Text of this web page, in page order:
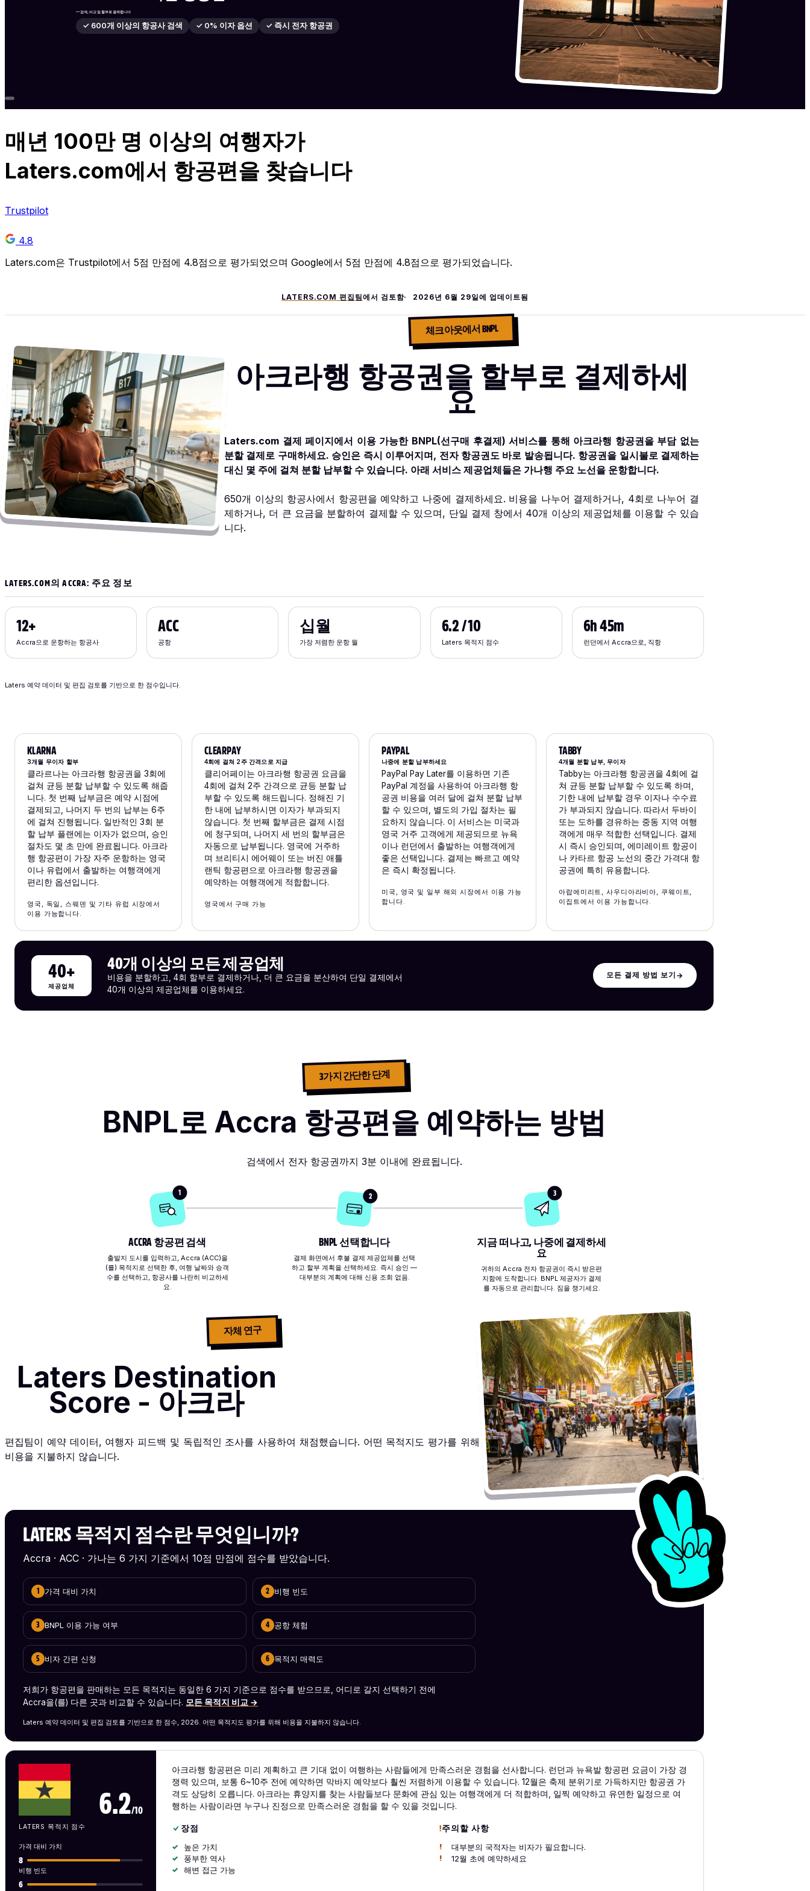
— 검색, 비교 및 할부로 결제합니다
✓ 600개 이상의 항공사 검색 ✓ 0% 이자 옵션 ✓ 즉시 전자 항공권
매년 100만 명 이상의 여행자가
Laters.com에서 항공편을 찾습니다
Trustpilot
4.8
Laters.com은 Trustpilot에서 5점 만점에 4.8점으로 평가되었으며 Google에서 5점 만점에 4.8점으로 평가되었습니다.
LATERS.COM 편집팀에서 검토함 2026년 6월 29일에 업데이트됨
체크아웃에서 BNPL
아크라행 항공권을 할부로 결제하세
요
Laters.com 결제 페이지에서 이용 가능한 BNPL(선구매 후결제) 서비스를 통해 아크라행 항공권을 부담 없는
분할 결제로 구매하세요. 승인은 즉시 이루어지며, 전자 항공권도 바로 발송됩니다. 항공권을 일시불로 결제하는
대신 몇 주에 걸쳐 분할 납부할 수 있습니다. 아래 서비스 제공업체들은 가나행 주요 노선을 운항합니다.
650개 이상의 항공사에서 항공편을 예약하고 나중에 결제하세요. 비용을 나누어 결제하거나, 4회로 나누어 결
제하거나, 더 큰 요금을 분할하여 결제할 수 있으며, 단일 결제 창에서 40개 이상의 제공업체를 이용할 수 있습
니다.
LATERS.COM의 ACCRA: 주요 정보
Accra으로 운항하는 항공사
12+
공항
ACC
가장 저렴한 운항 월
십월
Laters 목적지 점수
6.2 / 10
런던에서 Accra으로, 직항
6h 45m
Laters 예약 데이터 및 편집 검토를 기반으로 한 점수입니다.
KLARNA
3개월 무이자 할부
클라르나는 아크라행 항공권을 3회에
걸쳐 균등 분할 납부할 수 있도록 해줍
니다. 첫 번째 납부금은 예약 시점에
결제되고, 나머지 두 번의 납부는 6주
에 걸쳐 진행됩니다. 일반적인 3회 분
할 납부 플랜에는 이자가 없으며, 승인
절차도 몇 초 만에 완료됩니다. 아크라
행 항공편이 가장 자주 운항하는 영국
이나 유럽에서 출발하는 여행객에게
편리한 옵션입니다.
영국, 독일, 스웨덴 및 기타 유럽 시장에서
이용 가능합니다.
CLEARPAY
4회에 걸쳐 2주 간격으로 지급
클리어페이는 아크라행 항공권 요금을
4회에 걸쳐 2주 간격으로 균등 분할 납
부할 수 있도록 해드립니다. 정해진 기
한 내에 납부하시면 이자가 부과되지
않습니다. 첫 번째 할부금은 결제 시점
에 청구되며, 나머지 세 번의 할부금은
자동으로 납부됩니다. 영국에 거주하
며 브리티시 에어웨이 또는 버진 애틀
랜틱 항공편으로 아크라행 항공권을
예약하는 여행객에게 적합합니다.
영국에서 구매 가능
PAYPAL
나중에 분할 납부하세요
PayPal Pay Later를 이용하면 기존
PayPal 계정을 사용하여 아크라행 항
공권 비용을 여러 달에 걸쳐 분할 납부
할 수 있으며, 별도의 가입 절차는 필
요하지 않습니다. 이 서비스는 미국과
영국 거주 고객에게 제공되므로 뉴욕
이나 런던에서 출발하는 여행객에게
좋은 선택입니다. 결제는 빠르고 예약
은 즉시 확정됩니다.
미국, 영국 및 일부 해외 시장에서 이용 가능
합니다.
TABBY
4개월 분할 납부, 무이자
Tabby는 아크라행 항공권을 4회에 걸
쳐 균등 분할 납부할 수 있도록 하며,
기한 내에 납부할 경우 이자나 수수료
가 부과되지 않습니다. 따라서 두바이
또는 도하를 경유하는 중동 지역 여행
객에게 매우 적합한 선택입니다. 결제
시 즉시 승인되며, 에미레이트 항공이
나 카타르 항공 노선의 중간 가격대 항
공권에 특히 유용합니다.
아랍에미리트, 사우디아라비아, 쿠웨이트,
이집트에서 이용 가능합니다.
40+
제공업체
40개 이상의 모든 제공업체
비용을 분할하고, 4회 할부로 결제하거나, 더 큰 요금을 분산하여 단일 결제에서
40개 이상의 제공업체를 이용하세요.
모든 결제 방법 보기 →
3가지 간단한 단계
BNPL로 Accra 항공편을 예약하는 방법
검색에서 전자 항공권까지 3분 이내에 완료됩니다.
1
ACCRA 항공편 검색
출발지 도시를 입력하고, Accra (ACC)을
(를) 목적지로 선택한 후, 여행 날짜와 승객
수를 선택하고, 항공사를 나란히 비교하세
요.
2
BNPL 선택합니다
결제 화면에서 후불 결제 제공업체를 선택
하고 할부 계획을 선택하세요. 즉시 승인 —
대부분의 계획에 대해 신용 조회 없음.
3
지금 떠나고, 나중에 결제하세
요
귀하의 Accra 전자 항공권이 즉시 받은편
지함에 도착합니다. BNPL 제공자가 결제
를 자동으로 관리합니다. 짐을 챙기세요.
자체 연구
Laters Destination
Score - 아크라
편집팀이 예약 데이터, 여행자 피드백 및 독립적인 조사를 사용하여 채점했습니다. 어떤 목적지도 평가를 위해
비용을 지불하지 않습니다.
LATERS 목적지 점수란 무엇입니까?
Accra · ACC · 가나는 6 가지 기준에서 10점 만점에 점수를 받았습니다.
1 가격 대비 가치 2 비행 빈도
3 BNPL 이용 가능 여부 4 공항 체험
5 비자 간편 신청 6 목적지 매력도
저희가 항공편을 판매하는 모든 목적지는 동일한 6 가지 기준으로 점수를 받으므로, 어디로 갈지 선택하기 전에
Accra을(를) 다른 곳과 비교할 수 있습니다. 모든 목적지 비교 →
Laters 예약 데이터 및 편집 검토를 기반으로 한 점수, 2026. 어떤 목적지도 평가를 위해 비용을 지불하지 않습니다.
6.2/10
LATERS 목적지 점수
가격 대비 가치
8
비행 빈도
6
아크라행 항공편은 미리 계획하고 큰 기대 없이 여행하는 사람들에게 만족스러운 경험을 선사합니다. 런던과 뉴욕발 항공편 요금이 가장 경
쟁력 있으며, 보통 6~10주 전에 예약하면 막바지 예약보다 훨씬 저렴하게 이용할 수 있습니다. 12월은 축제 분위기로 가득하지만 항공권 가
격도 상당히 오릅니다. 아크라는 휴양지를 찾는 사람들보다 문화에 관심 있는 여행객에게 더 적합하며, 일찍 예약하고 유연한 일정으로 여
행하는 사람이라면 누구나 진정으로 만족스러운 경험을 할 수 있을 것입니다.
장점
높은 가치
풍부한 역사
해변 접근 가능
주의할 사항
대부분의 국적자는 비자가 필요합니다.
12월 초에 예약하세요